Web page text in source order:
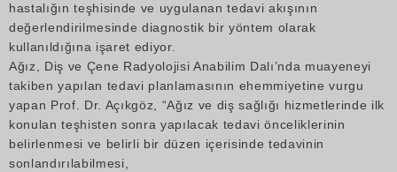
hastalığın teşhisinde ve uygulanan tedavi akışının
değerlendirilmesinde diagnostik bir yöntem olarak
kullanıldığına işaret ediyor.
Ağız, Diş ve Çene Radyolojisi Anabilim Dalı’nda muayeneyi
takiben yapılan tedavi planlamasının ehemmiyetine vurgu
yapan Prof. Dr. Açıkgöz, “Ağız ve diş sağlığı hizmetlerinde ilk
konulan teşhisten sonra yapılacak tedavi önceliklerinin
belirlenmesi ve belirli bir düzen içerisinde tedavinin
sonlandırılabilmesi,